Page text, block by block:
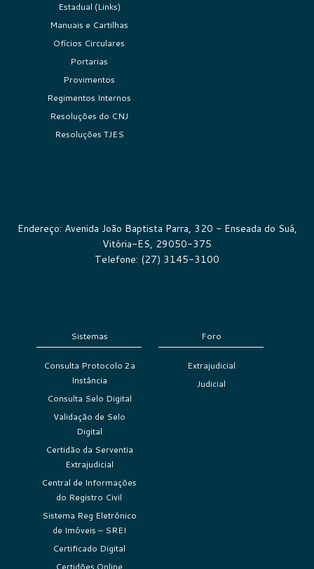
Estadual (Links)
Manuais e Cartilhas
Ofícios Circulares
Portarias
Provimentos
Regimentos Internos
Resoluções do CNJ
Resoluções TJES
Endereço: Avenida João Baptista Parra, 320 - Enseada do Suá,
Vitória-ES, 29050-375
Telefone: (27) 3145-3100
Sistemas
Consulta Protocolo 2a
Instância
Consulta Selo Digital
Validação de Selo
Digital
Certidão da Serventia
Extrajudicial
Central de Informações
do Registro Civil
Sistema Reg Eletrônico
de Imóveis – SREI
Certificado Digital
Certidões Online
Foro
Extrajudicial
Judicial